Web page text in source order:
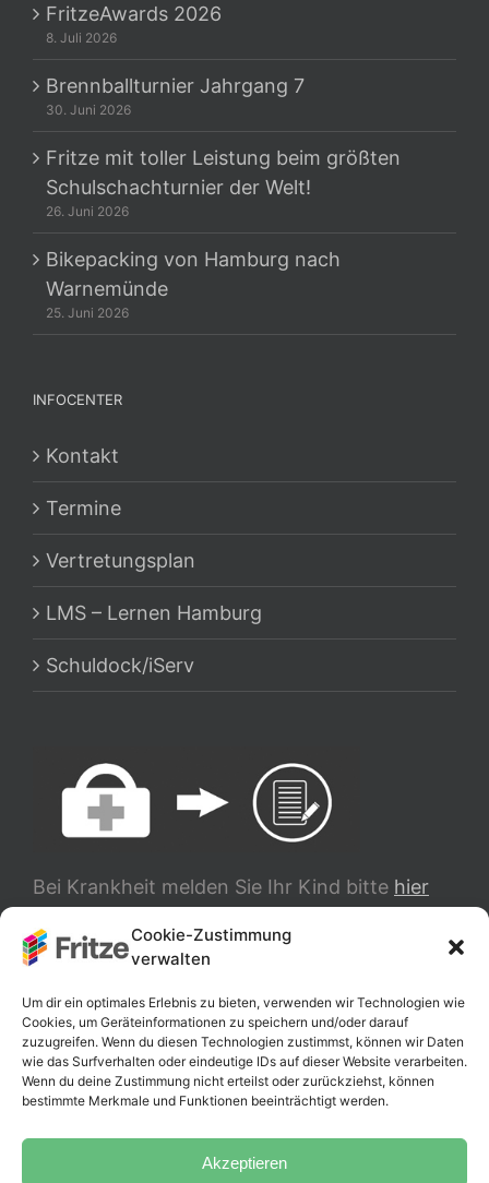
Cookie-Zustimmung
verwalten
Um dir ein optimales Erlebnis zu bieten, verwenden wir Technologien wie
Cookies, um Geräteinformationen zu speichern und/oder darauf
zuzugreifen. Wenn du diesen Technologien zustimmst, können wir Daten
wie das Surfverhalten oder eindeutige IDs auf dieser Website verarbeiten.
Wenn du deine Zustimmung nicht erteilst oder zurückziehst, können
bestimmte Merkmale und Funktionen beeinträchtigt werden.
Akzeptieren
FritzeAwards 2026
8. Juli 2026
Brennballturnier Jahrgang 7
30. Juni 2026
Fritze mit toller Leistung beim größten
Schulschachturnier der Welt!
26. Juni 2026
Bikepacking von Hamburg nach
Warnemünde
25. Juni 2026
INFOCENTER
Kontakt
Termine
Vertretungsplan
LMS – Lernen Hamburg
Schuldock/iServ
Bei Krankheit melden Sie Ihr Kind bitte hier
TRANSLATE